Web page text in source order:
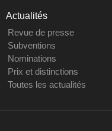
Actualités
Revue de presse
Subventions
Nominations
Prix et distinctions
Toutes les actualités